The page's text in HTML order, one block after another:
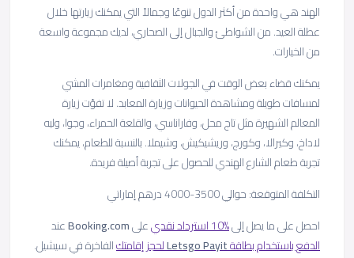
الهند هي واحدة من أكثر الدول تنوعًا وجمالاً التي يمكنك زيارتها خلال
عطلة العيد. من الشواطئ والجبال إلى الصحاري، لديك مجموعة واسعة
من الخيارات.
يمكنك قضاء بعض الوقت في الجولات الثقافية ومغامرات المشي
لمسافات طويلة ومشاهدة الحيوانات وزيارة المعابد. لا تفوّت زيارة
المعالم الشهيرة مثل تاج محل، وفاراناسي، والقلعة الحمراء، وجوا، وليه
لاداخ، وكيرالا، وكورج، وريشيكيش، وشيملا. بالنسبة للطعام، يمكنك
تجربة طعام الشارع الهندي للحصول على تجربة أصيلة فريدة.
التكلفة المتوقعة: حوالي 3500-4000 درهم إماراتي
احصل على ما يصل إلى10% استرداد نقدي علىBooking.comعند
الدفع باستخدام بطاقة
LetsgoPayit لحجز إقامتكالفاخرة في سيشيل.